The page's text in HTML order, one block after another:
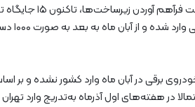
برقی در آبان ماه وارد کشور نشده و
در هفته‌های اول آذرماه به‌تدریج وارد